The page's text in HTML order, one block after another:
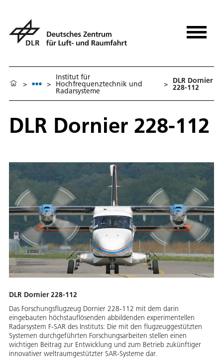
> >
Institut für
Hochfrequenztechnik und
Radarsysteme
> DLR Dornier
228-112
DLR Dornier 228-112
DLR Dornier 228-112
Das Forschungsflugzeug Dornier 228-112 mit dem darin
eingebauten höchstauflösenden abbildenden experimentellen
Radarsystem F-SAR des Instituts: Die mit den flugzeuggestützten
Systemen durchgeführten Forschungsarbeiten stellen einen
wichtigen Beitrag zur Entwicklung und zum Betrieb zukünftiger
innovativer weltraumgestützter SAR-Systeme dar.